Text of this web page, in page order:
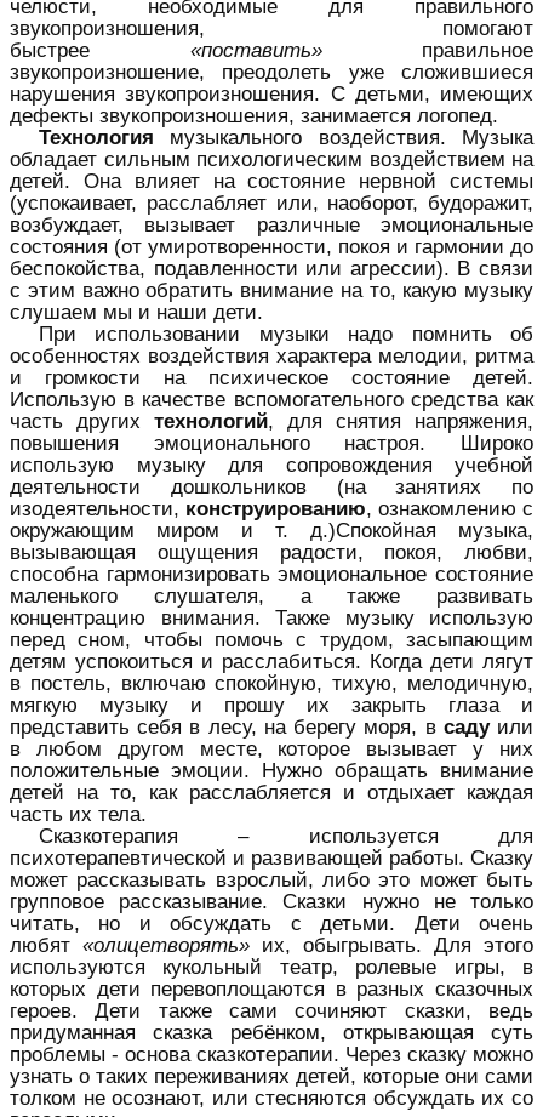
челюсти, необходимые для правильного
звукопроизношения, помогают
быстрее «поставить»правильное
звукопроизношение, преодолеть уже сложившиеся
нарушения звукопроизношения. С детьми, имеющих
дефекты звукопроизношения, занимается логопед.
Технология музыкального воздействия. Музыка
обладает сильным психологическим воздействием на
детей. Она влияет на состояние нервной системы
(успокаивает, расслабляет или, наоборот, будоражит,
возбуждает, вызывает различные эмоциональные
состояния (от умиротворенности, покоя и гармонии до
беспокойства, подавленности или агрессии). В связи
с этим важно обратить внимание на то, какую музыку
слушаем мы и наши дети.
При использовании музыки надо помнить об
особенностях воздействия характера мелодии, ритма
и громкости на психическое состояние детей.
Использую в качестве вспомогательного средства как
часть других технологий, для снятия напряжения,
повышения эмоционального настроя. Широко
использую музыку для сопровождения учебной
деятельности дошкольников (на занятиях по
изодеятельности, конструированию, ознакомлению с
окружающим миром и т. д.)Спокойная музыка,
вызывающая ощущения радости, покоя, любви,
способна гармонизировать эмоциональное состояние
маленького слушателя, а также развивать
концентрацию внимания. Также музыку использую
перед сном, чтобы помочь с трудом, засыпающим
детям успокоиться и расслабиться. Когда дети лягут
в постель, включаю спокойную, тихую, мелодичную,
мягкую музыку и прошу их закрыть глаза и
представить себя в лесу, на берегу моря, в садуили
в любом другом месте, которое вызывает у них
положительные эмоции. Нужно обращать внимание
детей на то, как расслабляется и отдыхает каждая
часть их тела.
Сказкотерапия – используется для
психотерапевтической и развивающей работы. Сказку
может рассказывать взрослый, либо это может быть
групповое рассказывание. Сказки нужно не только
читать, но и обсуждать с детьми. Дети очень
любят «олицетворять» их, обыгрывать. Для этого
используются кукольный театр, ролевые игры, в
которых дети перевоплощаются в разных сказочных
героев. Дети также сами сочиняют сказки, ведь
придуманная сказка ребёнком, открывающая суть
проблемы - основа сказкотерапии. Через сказку можно
узнать о таких переживаниях детей, которые они сами
толком не осознают, или стесняются обсуждать их со